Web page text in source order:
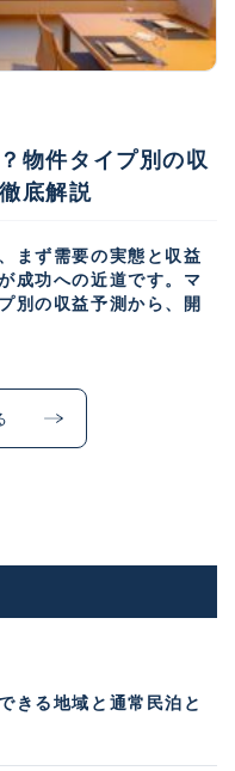
物件タイプ別の収
底解説
まず需要の実態と収益
成功への近道です。マ
別の収益予測から、開
きる地域と通常民泊と